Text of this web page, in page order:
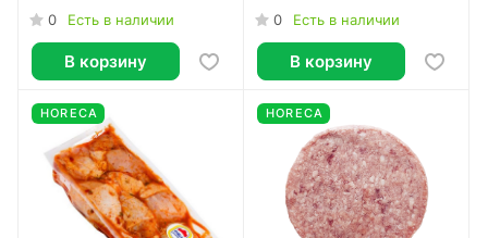
500 г
0 Есть в наличии
В корзину
0 Есть в наличии
В корзину
HORECA HORECA